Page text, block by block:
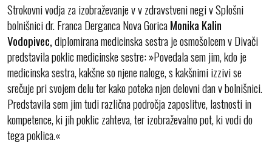
Strokovni vodja za izobraževanje v v zdravstveni negi v Splošni
bolnišnici dr. Franca Derganca Nova GoricaMonika Kalin
Vodopivec,diplomirana medicinska sestra je osmošolcem v Divači
predstavila poklic medicinske sestre: »Povedala sem jim, kdo je
medicinska sestra, kakšne so njene naloge, s kakšnimi izzivi se
srečuje pri svojem delu ter kako poteka njen delovni dan v bolnišnici.
Predstavila sem jim tudi različna področja zaposlitve, lastnosti in
kompetence, ki jih poklic zahteva, ter izobraževalno pot, ki vodi do
tega poklica.«